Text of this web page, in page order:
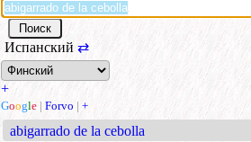
Испанский ⇄
+
Google | Forvo | +
abigarrado de la cebolla